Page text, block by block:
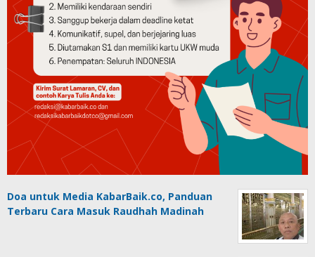
Doa untuk Media KabarBaik.co, Panduan
Terbaru Cara Masuk Raudhah Madinah